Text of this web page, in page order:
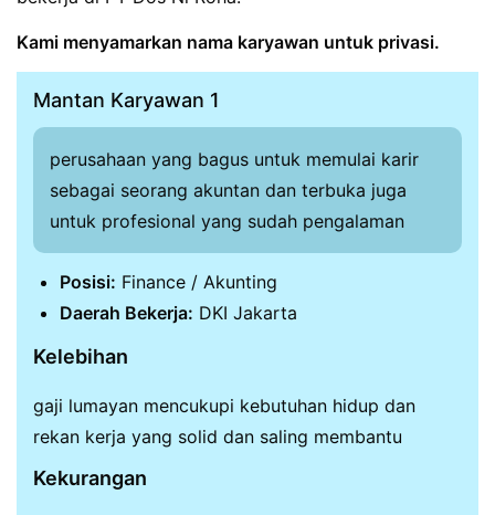
Kami menyamarkan nama karyawan untuk privasi.
Mantan Karyawan 1
perusahaan yang bagus untuk memulai karir
sebagai seorang akuntan dan terbuka juga
untuk profesional yang sudah pengalaman
Posisi: Finance / Akunting
Daerah Bekerja: DKI Jakarta
Kelebihan
gaji lumayan mencukupi kebutuhan hidup dan
rekan kerja yang solid dan saling membantu
Kekurangan